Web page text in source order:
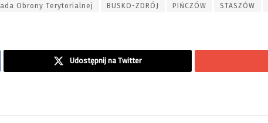
Obrony Terytorialnej BUSKO-ZDRÓJ PIŃCZÓW STASZÓW
Udostępnij na Twitter